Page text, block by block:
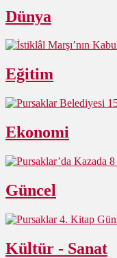
Dünya
Eğitim
Ekonomi
Güncel
Kültür - Sanat